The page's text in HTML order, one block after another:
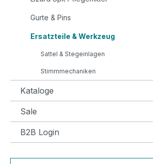
Gurte & Pins
Ersatzteile & Werkzeug
Sattel & Stegeinlagen
Stimmmechaniken
Kataloge
Sale
B2B Login